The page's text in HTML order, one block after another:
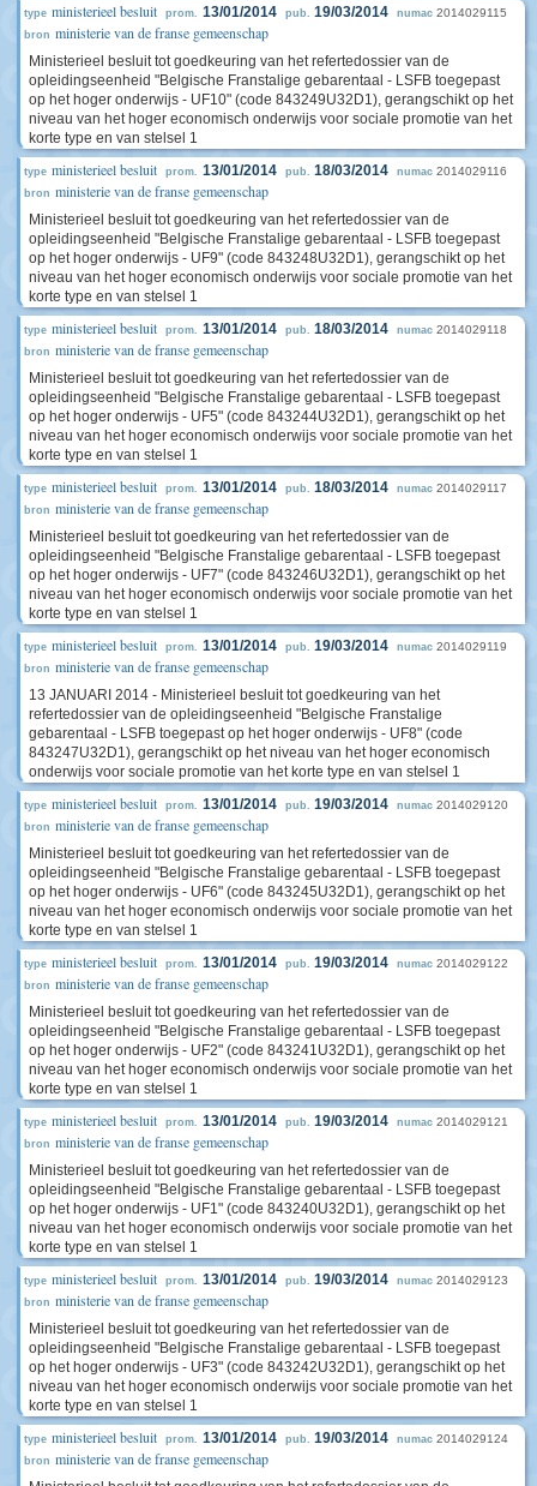
type ministerieel besluit prom. 13/01/2014 pub. 19/03/2014 numac 2014029115
bron ministerie van de franse gemeenschap
Ministerieel besluit tot goedkeuring van het refertedossier van de
opleidingseenheid "Belgische Franstalige gebarentaal - LSFB toegepast
op het hoger onderwijs - UF10" (code 843249U32D1), gerangschikt op het
niveau van het hoger economisch onderwijs voor sociale promotie van het
korte type en van stelsel 1
type ministerieel besluit prom. 13/01/2014 pub. 18/03/2014 numac 2014029116
bron ministerie van de franse gemeenschap
Ministerieel besluit tot goedkeuring van het refertedossier van de
opleidingseenheid "Belgische Franstalige gebarentaal - LSFB toegepast
op het hoger onderwijs - UF9" (code 843248U32D1), gerangschikt op het
niveau van het hoger economisch onderwijs voor sociale promotie van het
korte type en van stelsel 1
type ministerieel besluit prom. 13/01/2014 pub. 18/03/2014 numac 2014029118
bron ministerie van de franse gemeenschap
Ministerieel besluit tot goedkeuring van het refertedossier van de
opleidingseenheid "Belgische Franstalige gebarentaal - LSFB toegepast
op het hoger onderwijs - UF5" (code 843244U32D1), gerangschikt op het
niveau van het hoger economisch onderwijs voor sociale promotie van het
korte type en van stelsel 1
type ministerieel besluit prom. 13/01/2014 pub. 18/03/2014 numac 2014029117
bron ministerie van de franse gemeenschap
Ministerieel besluit tot goedkeuring van het refertedossier van de
opleidingseenheid "Belgische Franstalige gebarentaal - LSFB toegepast
op het hoger onderwijs - UF7" (code 843246U32D1), gerangschikt op het
niveau van het hoger economisch onderwijs voor sociale promotie van het
korte type en van stelsel 1
type ministerieel besluit prom. 13/01/2014 pub. 19/03/2014 numac 2014029119
bron ministerie van de franse gemeenschap
13 JANUARI 2014 - Ministerieel besluit tot goedkeuring van het
refertedossier van de opleidingseenheid "Belgische Franstalige
gebarentaal - LSFB toegepast op het hoger onderwijs - UF8" (code
843247U32D1), gerangschikt op het niveau van het hoger economisch
onderwijs voor sociale promotie van het korte type en van stelsel 1
type ministerieel besluit prom. 13/01/2014 pub. 19/03/2014 numac 2014029120
bron ministerie van de franse gemeenschap
Ministerieel besluit tot goedkeuring van het refertedossier van de
opleidingseenheid "Belgische Franstalige gebarentaal - LSFB toegepast
op het hoger onderwijs - UF6" (code 843245U32D1), gerangschikt op het
niveau van het hoger economisch onderwijs voor sociale promotie van het
korte type en van stelsel 1
type ministerieel besluit prom. 13/01/2014 pub. 19/03/2014 numac 2014029122
bron ministerie van de franse gemeenschap
Ministerieel besluit tot goedkeuring van het refertedossier van de
opleidingseenheid "Belgische Franstalige gebarentaal - LSFB toegepast
op het hoger onderwijs - UF2" (code 843241U32D1), gerangschikt op het
niveau van het hoger economisch onderwijs voor sociale promotie van het
korte type en van stelsel 1
type ministerieel besluit prom. 13/01/2014 pub. 19/03/2014 numac 2014029121
bron ministerie van de franse gemeenschap
Ministerieel besluit tot goedkeuring van het refertedossier van de
opleidingseenheid "Belgische Franstalige gebarentaal - LSFB toegepast
op het hoger onderwijs - UF1" (code 843240U32D1), gerangschikt op het
niveau van het hoger economisch onderwijs voor sociale promotie van het
korte type en van stelsel 1
type ministerieel besluit prom. 13/01/2014 pub. 19/03/2014 numac 2014029123
bron ministerie van de franse gemeenschap
Ministerieel besluit tot goedkeuring van het refertedossier van de
opleidingseenheid "Belgische Franstalige gebarentaal - LSFB toegepast
op het hoger onderwijs - UF3" (code 843242U32D1), gerangschikt op het
niveau van het hoger economisch onderwijs voor sociale promotie van het
korte type en van stelsel 1
type ministerieel besluit prom. 13/01/2014 pub. 19/03/2014 numac 2014029124
bron ministerie van de franse gemeenschap